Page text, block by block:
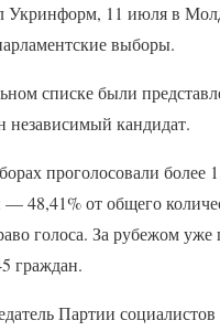
Укринформ, 11 июля в
выборы.
списке были
независимый кандидат.
проголосовали более
— 48,41% от общего
голоса. За рубежом уже
граждан.
Партии